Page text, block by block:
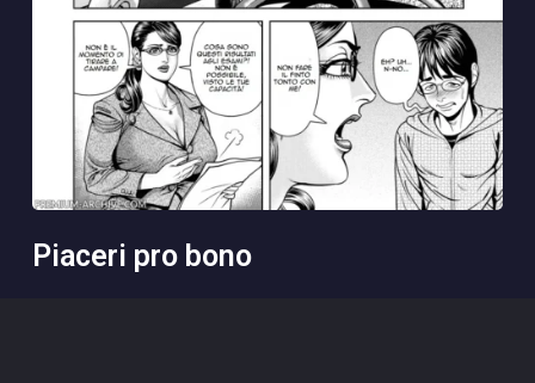
piaceri pro bono